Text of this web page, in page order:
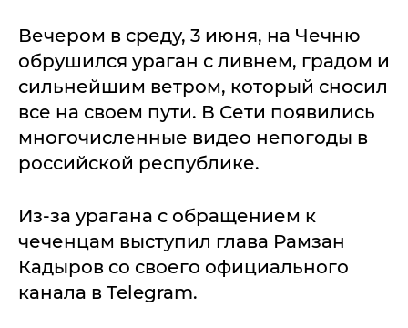
Вечером в среду, 3 июня, на Чечню
обрушился ураган с ливнем, градом и
сильнейшим ветром, который сносил
все на своем пути. В Сети появились
многочисленные видео непогоды в
российской республике.
Из-за урагана с обращением к
чеченцам выступил глава Рамзан
Кадыров со своего официального
канала в Telegram.